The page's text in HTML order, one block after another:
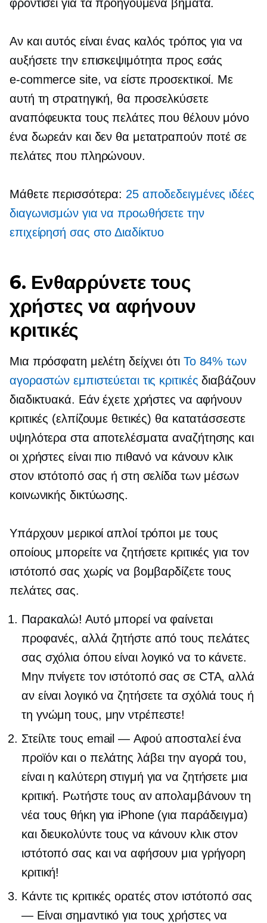
φροντίσει για τα προηγούμενα βήματα.
Αν και αυτός είναι ένας καλός τρόπος για να
αυξήσετε την επισκεψιμότητα προς εσάς
e-commerce site, να είστε προσεκτικοί. Με
αυτή τη στρατηγική, θα προσελκύσετε
αναπόφευκτα τους πελάτες που θέλουν μόνο
ένα δωρεάν και δεν θα μετατραπούν ποτέ σε
πελάτες που πληρώνουν.
Μάθετε περισσότερα: 25 αποδεδειγμένες ιδέες
διαγωνισμών για να προωθήσετε την
επιχείρησή σας στο Διαδίκτυο
6. Ενθαρρύνετε τους
χρήστες να αφήνουν
κριτικές
Μια πρόσφατη μελέτη δείχνει ότι Το 84% των
αγοραστών εμπιστεύεται τις κριτικές διαβάζουν
διαδικτυακά. Εάν έχετε χρήστες να αφήνουν
κριτικές (ελπίζουμε θετικές) θα κατατάσσεστε
υψηλότερα στα αποτελέσματα αναζήτησης και
οι χρήστες είναι πιο πιθανό να κάνουν κλικ
στον ιστότοπό σας ή στη σελίδα των μέσων
κοινωνικής δικτύωσης.
Υπάρχουν μερικοί απλοί τρόποι με τους
οποίους μπορείτε να ζητήσετε κριτικές για τον
ιστότοπό σας χωρίς να βομβαρδίζετε τους
πελάτες σας.
Παρακαλώ! Αυτό μπορεί να φαίνεται
προφανές, αλλά ζητήστε από τους πελάτες
σας σχόλια όπου είναι λογικό να το κάνετε.
Μην πνίγετε τον ιστότοπό σας σε CTA, αλλά
αν είναι λογικό να ζητήσετε τα σχόλιά τους ή
τη γνώμη τους, μην ντρέπεστε!
Στείλτε τους email — Αφού αποσταλεί ένα
προϊόν και ο πελάτης λάβει την αγορά του,
είναι η καλύτερη στιγμή για να ζητήσετε μια
κριτική. Ρωτήστε τους αν απολαμβάνουν τη
νέα τους θήκη για iPhone (για παράδειγμα)
και διευκολύντε τους να κάνουν κλικ στον
ιστότοπό σας και να αφήσουν μια γρήγορη
κριτική!
Κάντε τις κριτικές ορατές στον ιστότοπό σας
— Είναι σημαντικό για τους χρήστες να